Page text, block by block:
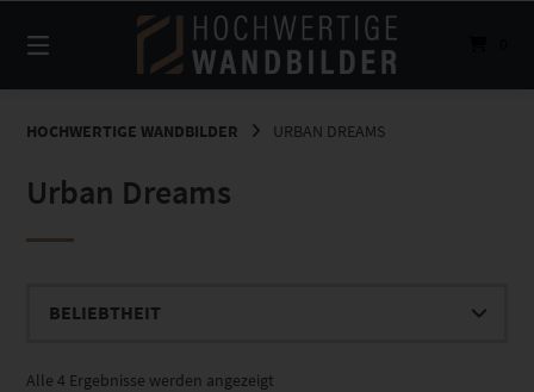
zum
Inhalt
HOCHWERTIGE WANDBILDER URBAN DREAMS
Urban Dreams
Alle 4 Ergebnisse werden angezeigt